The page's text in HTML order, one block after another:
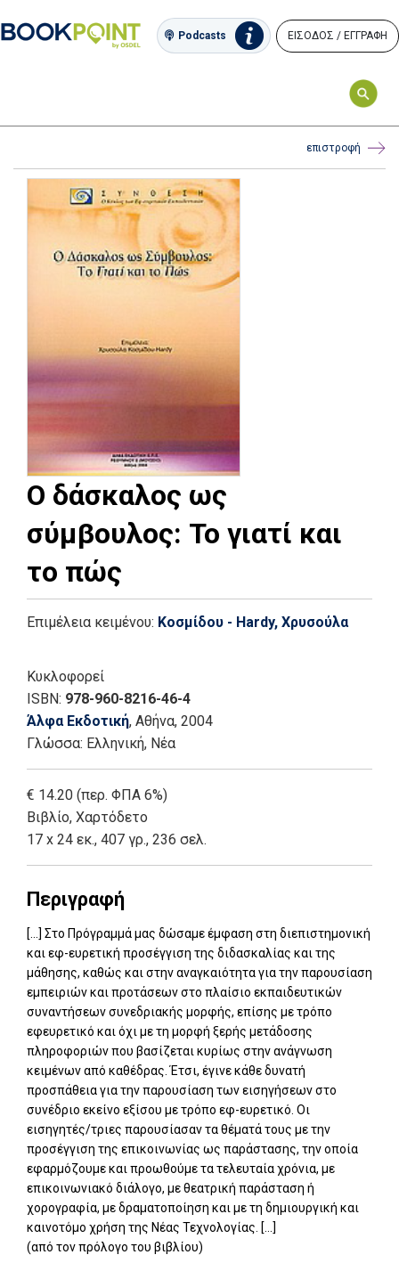
Podcasts ΕΙΣΟΔΟΣ / ΕΓΓΡΑΦΗ
επιστροφή
Ο δάσκαλος ως
σύμβουλος: Το γιατί και
το πώς
Επιμέλεια κειμένου: Κοσμίδου - Hardy, Χρυσούλα
Κυκλοφορεί
ISBN: 978-960-8216-46-4
Άλφα Εκδοτική, Αθήνα, 2004
Γλώσσα: Ελληνική, Νέα
€ 14.20 (περ. ΦΠΑ 6%)
Βιβλίο, Χαρτόδετο
17 x 24 εκ., 407 γρ., 236 σελ.
Περιγραφή
[...] Στο Πρόγραμμά μας δώσαμε έμφαση στη διεπιστημονική
και εφ-ευρετική προσέγγιση της διδασκαλίας και της
μάθησης, καθώς και στην αναγκαιότητα για την παρουσίαση
εμπειριών και προτάσεων στο πλαίσιο εκπαιδευτικών
συναντήσεων συνεδριακής μορφής, επίσης με τρόπο
εφευρετικό και όχι με τη μορφή ξερής μετάδοσης
πληροφοριών που βασίζεται κυρίως στην ανάγνωση
κειμένων από καθέδρας. Έτσι, έγινε κάθε δυνατή
προσπάθεια για την παρουσίαση των εισηγήσεων στο
συνέδριο εκείνο εξίσου με τρόπο εφ-ευρετικό. Οι
εισηγητές/τριες παρουσίασαν τα θέματά τους με την
προσέγγιση της επικοινωνίας ως παράστασης, την οποία
εφαρμόζουμε και προωθούμε τα τελευταία χρόνια, με
επικοινωνιακό διάλογο, με θεατρική παράσταση ή
χορογραφία, με δραματοποίηση και με τη δημιουργική και
καινοτόμο χρήση της Νέας Τεχνολογίας. [...]
(από τον πρόλογο του βιβλίου)